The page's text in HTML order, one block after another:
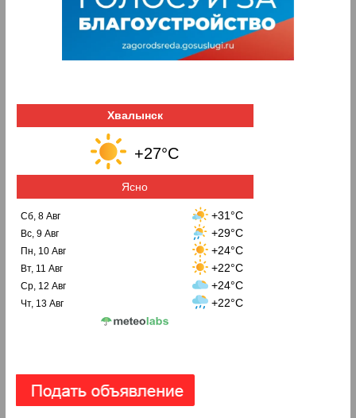
Хвалынск
+27°C
Ясно
Сб, 8 Авг +31°C
Вс, 9 Авг +29°C
Пн, 10 Авг +24°C
Вт, 11 Авг +22°C
Ср, 12 Авг +24°C
Чт, 13 Авг +22°C